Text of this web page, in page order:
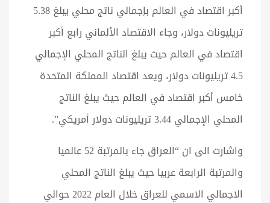
أكبر اقتصاد في العالم بإجمالي ناتج محلي يبلغ 5.38
تريليونات دولار، وجاء الاقتصاد الألماني رابع أكبر
اقتصاد في العالم حيث يبلغ الناتج المحلي الإجمالي
4.5 تريليونات دولار، ويعد اقتصاد المملكة المتحدة
خامس أكبر اقتصاد في العالم حيث يبلغ الناتج
المحلي الإجمالي 3.44 تريليونات دولار أمريكي”.
واشارت الى ان “العراق جاء بالمرتبة 52 عالميا
والمرتبة الرابعة عربيا حيث يبلغ الناتج المحلي
الاجمالي الاسمي للعراق خلال العام 2022 حوالي